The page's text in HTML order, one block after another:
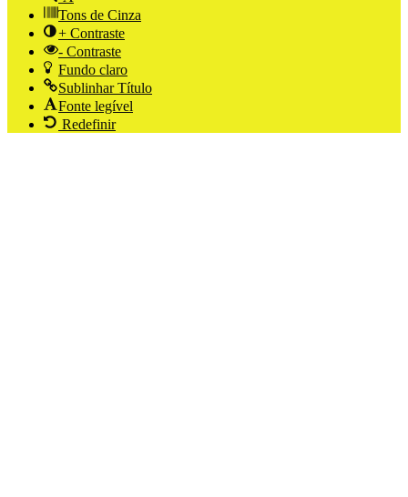
Tons de Cinza
+ Contraste
- Contraste
Fundo claro
Sublinhar Título
Fonte legível
Redefinir